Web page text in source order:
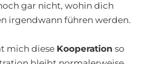
gar nicht, wohin dich
irgendwann führen werden.
mich diese Kooperation so